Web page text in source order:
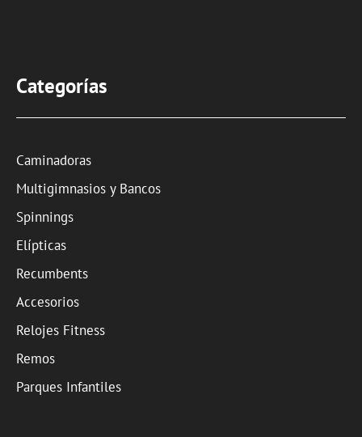
Categorías
Caminadoras
Multigimnasios y Bancos
Spinnings
Elípticas
Recumbents
Accesorios
Relojes Fitness
Remos
Parques Infantiles